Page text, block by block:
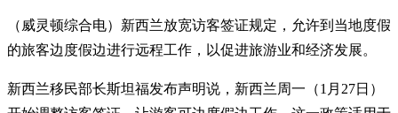
（威灵顿综合电）新西兰放宽访客签证规定，允许到当地度假
的旅客边度假边进行远程工作，以促进旅游业和经济发展。
新西兰移民部长斯坦福发布声明说，新西兰周一（1月27日）